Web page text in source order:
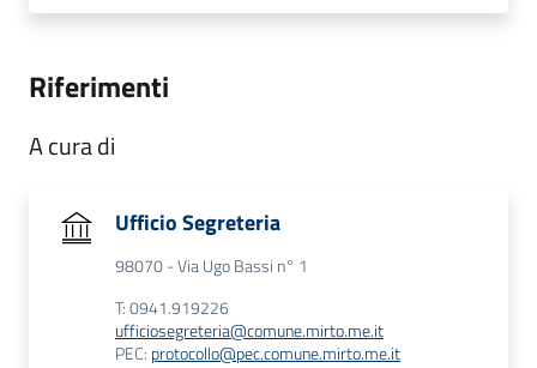
Riferimenti
A cura di
Ufficio Segreteria
98070 - Via Ugo Bassi n° 1
T: 0941.919226
ufficiosegreteria@comune.mirto.me.it
PEC: protocollo@pec.comune.mirto.me.it